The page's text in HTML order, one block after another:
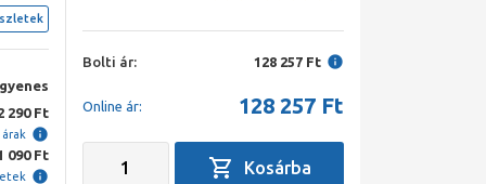
290 Ft
090 Ft
Bolti ár: 128 257 Ft
Online ár: 128 257 Ft